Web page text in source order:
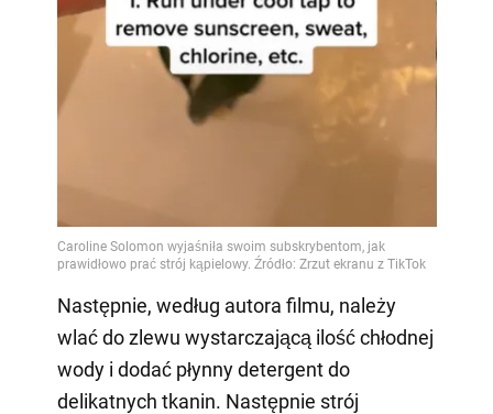
Video
Następnie, według autora filmu, należy
wlać do zlewu wystarczającą ilość chłodnej
wody i dodać płynny detergent do
delikatnych tkanin. Następnie strój